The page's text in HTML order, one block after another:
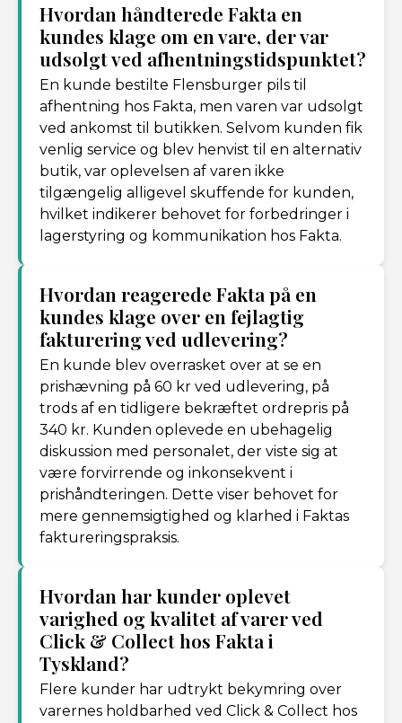
Hvordan håndterede Fakta en
kundes klage om en vare, der var
udsolgt ved afhentningstidspunktet?
En kunde bestilte Flensburger pils til
afhentning hos Fakta, men varen var udsolgt
ved ankomst til butikken. Selvom kunden fik
venlig service og blev henvist til en alternativ
butik, var oplevelsen af varen ikke
tilgængelig alligevel skuffende for kunden,
hvilket indikerer behovet for forbedringer i
lagerstyring og kommunikation hos Fakta.
Hvordan reagerede Fakta på en
kundes klage over en fejlagtig
fakturering ved udlevering?
En kunde blev overrasket over at se en
prishævning på 60 kr ved udlevering, på
trods af en tidligere bekræftet ordrepris på
340 kr. Kunden oplevede en ubehagelig
diskussion med personalet, der viste sig at
være forvirrende og inkonsekvent i
prishåndteringen. Dette viser behovet for
mere gennemsigtighed og klarhed i Faktas
faktureringspraksis.
Hvordan har kunder oplevet
varighed og kvalitet af varer ved
Click & Collect hos Fakta i
Tyskland?
Flere kunder har udtrykt bekymring over
varernes holdbarhed ved Click & Collect hos